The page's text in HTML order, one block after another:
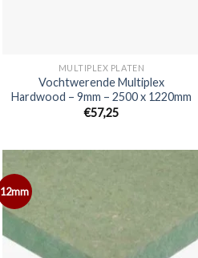
MULTIPLEX PLATEN
Vochtwerende Multiplex
Hardwood – 9mm – 2500 x 1220mm
€57,25
12mm